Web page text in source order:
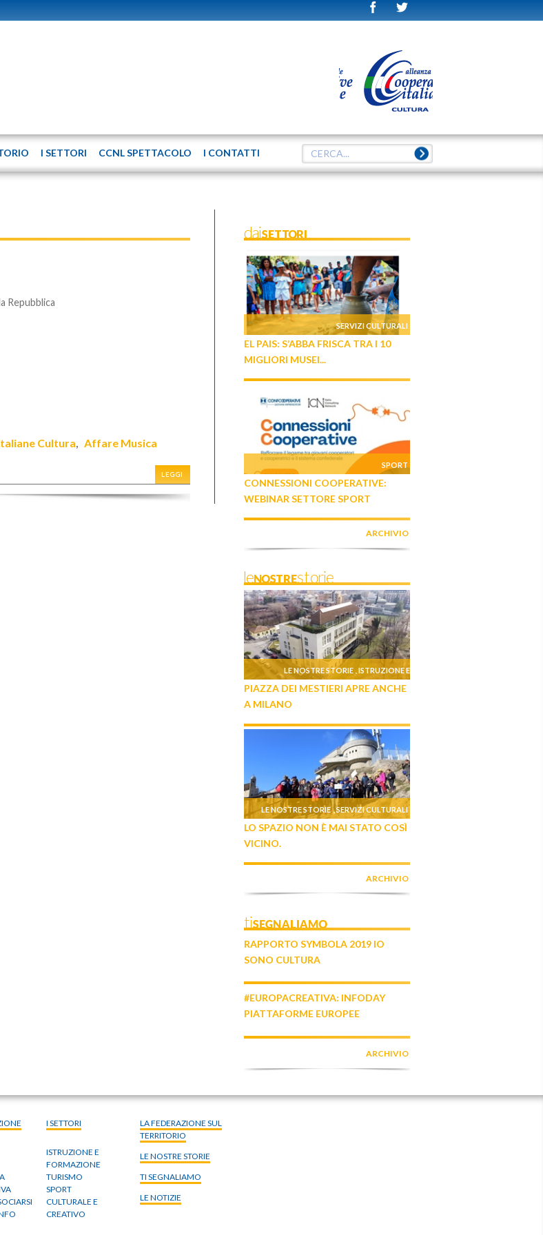
I SETTORI CCNL SPETTACOLO I CONTATTI
Repubblica
Cultura,Affare Musica
LEGGI
daiSETTORI
SERVIZI CULTURALI
EL PAIS: S’ABBA FRISCA TRA I 10
MIGLIORI MUSEI...
SPORT
CONNESSIONI COOPERATIVE:
WEBINAR SETTORE SPORT
ARCHIVIO
leNOSTREstorie
LE NOSTRE STORIE ISTRUZIONE E
FORMAZIONE
PIAZZA DEI MESTIERI APRE ANCHE
A MILANO
LE NOSTRE STORIE ,SERVIZI CULTURALI
LO SPAZIO NON È MAI STATO COSÌ
VICINO.
ARCHIVIO
tiSEGNALIAMO
RAPPORTO SYMBOLA 2019 IO
SONO CULTURA
#EUROPACREATIVA: INFODAY
PIATTAFORME EUROPEE
ARCHIVIO
LA FEDERAZIONE SUL
TERRITORIO
I SETTORI
ISTRUZIONE E
FORMAZIONE
TURISMO
SPORT
CULTURALE E
CREATIVO
LE NOSTRE STORIE
TI SEGNALIAMO
LE NOTIZIE